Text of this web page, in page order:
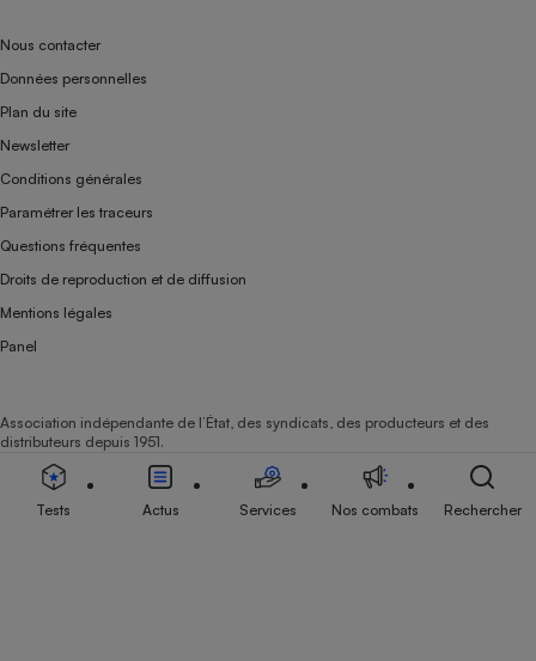
Nous contacter
Données personnelles
Plan du site
Newsletter
Conditions générales
Paramétrer les traceurs
Questions fréquentes
Droits de reproduction et de diffusion
Mentions légales
Panel
Association indépendante de l’État, des syndicats, des producteurs et des
distributeurs depuis 1951.
Tests Actus Services Nos combats Rechercher